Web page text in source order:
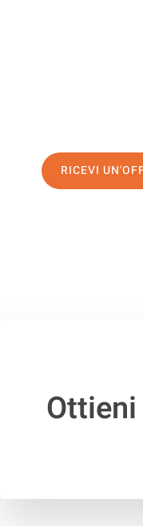
RICEVI
Ottieni